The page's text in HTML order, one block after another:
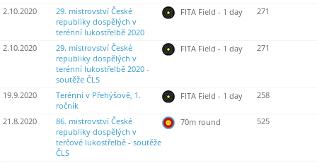
2.10.2020
29. mistrovství České
republiky dospělých v
terénní lukostřelbě 2020
FITA Field - 1 day 271
2.10.2020
29. mistrovství České
republiky dospělých v
terénní lukostřelbě 2020 -
soutěže ČLS
FITA Field - 1 day 271
19.9.2020
Terénní v Přehýšově, 1.
ročník
FITA Field - 1 day 258
21.8.2020
86. mistrovství České
republiky dospělých v
terčové lukostřelbě - soutěže
ČLS
70m round 525